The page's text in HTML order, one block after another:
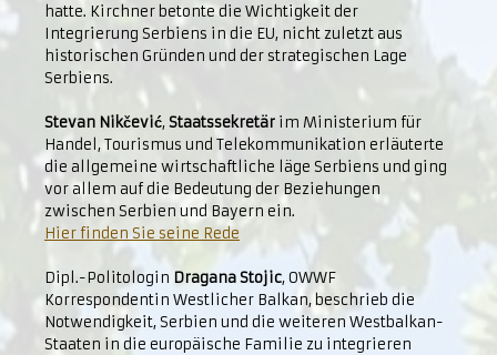
hatte. Kirchner betonte die Wichtigkeit der
Integrierung Serbiens in die EU, nicht zuletzt aus
historischen Gründen und der strategischen Lage
Serbiens.
Stevan Nikčević,Staatssekretär im Ministerium für
Handel, Tourismus und Telekommunikation erläuterte
die allgemeine wirtschaftliche läge Serbiens und ging
vor allem auf die Bedeutung der Beziehungen
zwischen Serbien und Bayern ein.
Hier finden Sie seine Rede
Dipl.-Politologin Dragana Stojic, OWWF
Korrespondentin Westlicher Balkan, beschrieb die
Notwendigkeit, Serbien und die weiteren Westbalkan-
Staaten in die europäische Familie zu integrieren